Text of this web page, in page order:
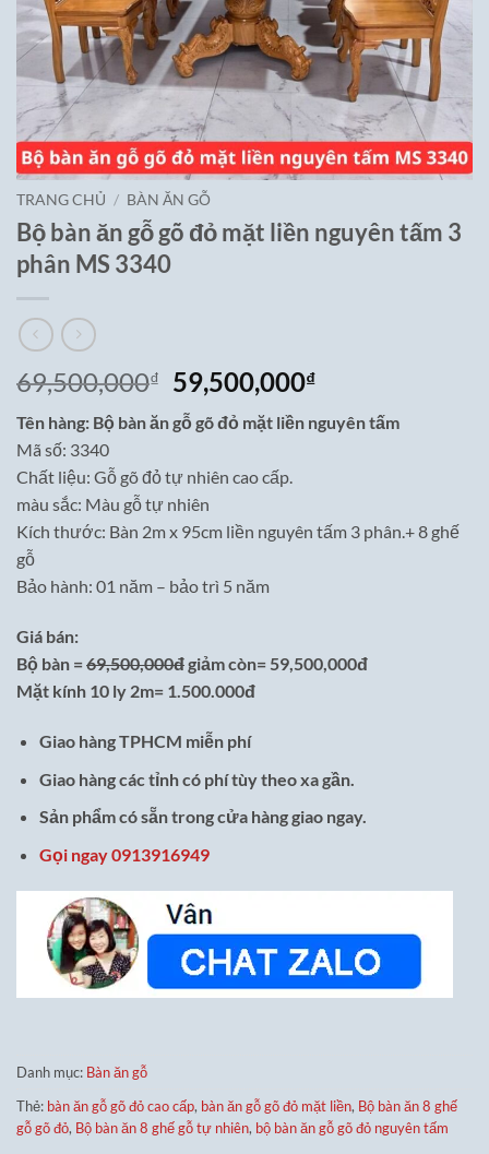
TRANG CHỦ / BÀN ĂN GỖ
Bộ bàn ăn gỗ gõ đỏ mặt liền nguyên tấm 3
phân MS 3340
69,500,000₫
Giá
gốc
là:
59,500,000₫Giá
tại
Tên hàng: Bộ bàn ăn gỗ gõ đỏ mặt liền nguyên tấm
Mã số: 3340
Chất liệu: Gỗ gõ đỏ tự nhiên cao cấp.
màu sắc: Màu gỗ tự nhiên
Kích thước: Bàn 2m x 95cm liền nguyên tấm 3 phân.+ 8 ghế
gỗ
Bảo hành: 01 năm – bảo trì 5 năm
Giá bán:
Bộ bàn =69,500,000đgiảm còn= 59,500,000đ
Mặt kính 10 ly 2m= 1.500.000đ
Giao hàng TPHCM miễn phí
Giao hàng các tỉnh có phí tùy theo xa gần.
Sản phẩm có sẵn trong cửa hàng giao ngay.
Gọi ngay 0913916949
Danh mục: Bàn ăn gỗ
Thẻ: bàn ăn gỗ gõ đỏ cao cấp, bàn ăn gỗ gõ đỏ mặt liền, Bộ bàn ăn 8 ghế
gỗ gõ đỏ, Bộ bàn ăn 8 ghế gỗ tự nhiên, bộ bàn ăn gỗ gõ đỏ nguyên tấm